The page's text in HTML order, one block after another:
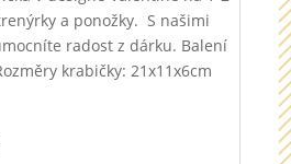
a ponožky. S našimi
radost z dárku. Balení
krabičky: 21x11x6cm